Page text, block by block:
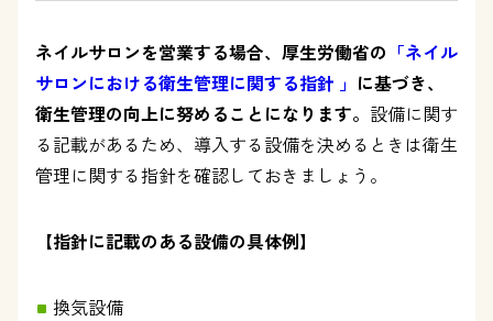
ネイルサロンを営業する場合、厚生労働省の 「ネイル
サロンにおける衛生管理に関する指針 」 に基づき、
衛生管理の向上に努めることになります。 設備に関す
る記載があるため、導入する設備を決めるときは衛生
管理に関する指針を確認しておきましょう。
【指針に記載のある設備の具体例】
換気設備